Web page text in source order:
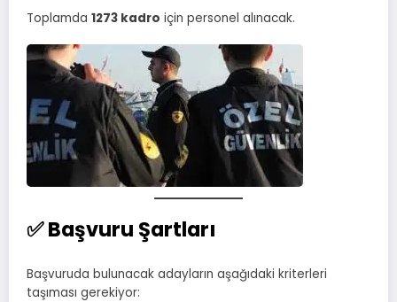
Toplamda 1273 kadro için personel alınacak.
✅ Başvuru Şartları
Başvuruda bulunacak adayların aşağıdaki kriterleri
taşıması gerekiyor: